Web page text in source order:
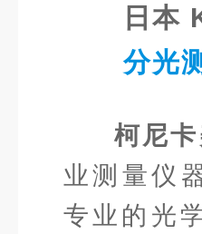
日本
分光
柯尼
业测量仪
专业的光